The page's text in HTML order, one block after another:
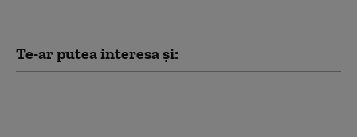
Te-ar putea interesa și: